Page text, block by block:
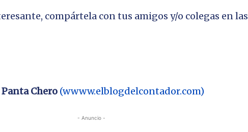
compártela con tus amigos y/o colegas en las
Panta Chero (wwww.elblogdelcontador.com)
- Anuncio -